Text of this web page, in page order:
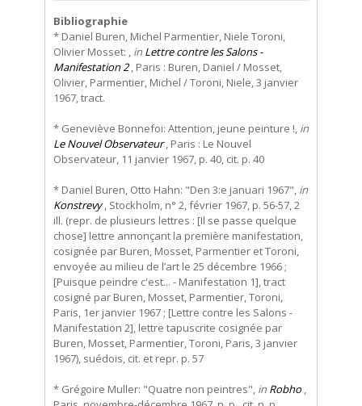
Bibliographie
* Daniel Buren, Michel Parmentier, Niele Toroni,
Olivier Mosset: , in Lettre contre les Salons -
Manifestation 2, Paris : Buren, Daniel / Mosset,
Olivier, Parmentier, Michel / Toroni, Niele, 3 janvier
1967, tract.
* Geneviève Bonnefoi: Attention, jeune peinture !, in
Le Nouvel Observateur, Paris : Le Nouvel
Observateur, 11 janvier 1967, p. 40, cit. p. 40
* Daniel Buren, Otto Hahn: "Den 3:e januari 1967", in
Konstrevy, Stockholm, n° 2, février 1967, p. 56-57, 2
ill. (repr. de plusieurs lettres : [Il se passe quelque
chose] lettre annonçant la première manifestation,
cosignée par Buren, Mosset, Parmentier et Toroni,
envoyée au milieu de l’art le 25 décembre 1966 ;
[Puisque peindre c'est... - Manifestation 1], tract
cosigné par Buren, Mosset, Parmentier, Toroni,
Paris, 1er janvier 1967 ; [Lettre contre les Salons -
Manifestation 2], lettre tapuscrite cosignée par
Buren, Mosset, Parmentier, Toroni, Paris, 3 janvier
1967), suédois, cit. et repr. p. 57
* Grégoire Muller: "Quatre non peintres", in Robho,